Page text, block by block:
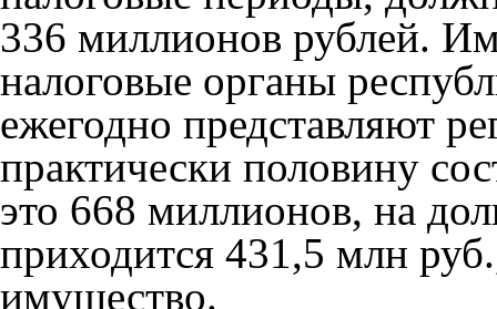
336 миллионов рублей.
налоговые органы
ежегодно представляют
практически половину
это 668 миллионов, на
приходится 431,5 млн
имущество.